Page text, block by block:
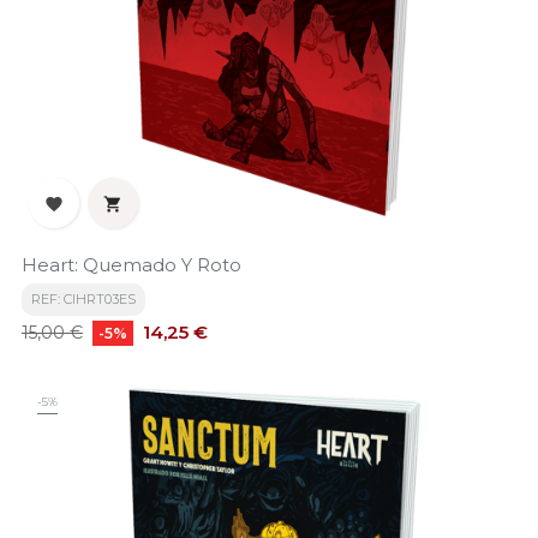
 
Heart: Quemado Y Roto
REF: CIHRT03ES
Precio
15,00 € -5% Precio
14,25 €
-5%